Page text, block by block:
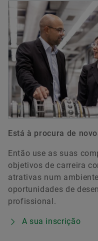
Está à procura de
Então use as suas
objetivos de carreira
atrativas num
oportunidades de
profissional.
A sua inscrição